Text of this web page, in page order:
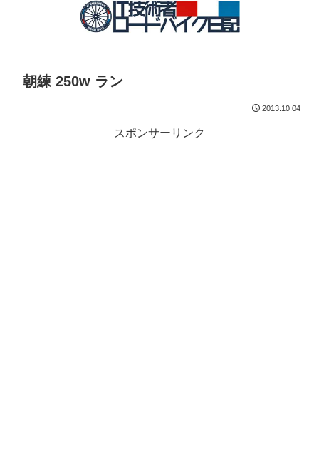
朝練 250w ラン
2013.10.04
スポンサーリンク